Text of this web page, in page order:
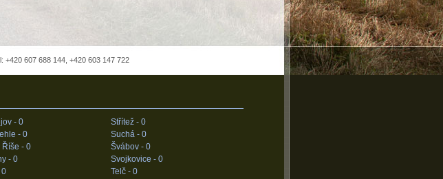
+420 607 688 144, +420 603 147 722
- 0
- 0
Říše - 0
- 0
0
Střítež - 0
Suchá - 0
Švábov - 0
Svojkovice - 0
Telč - 0